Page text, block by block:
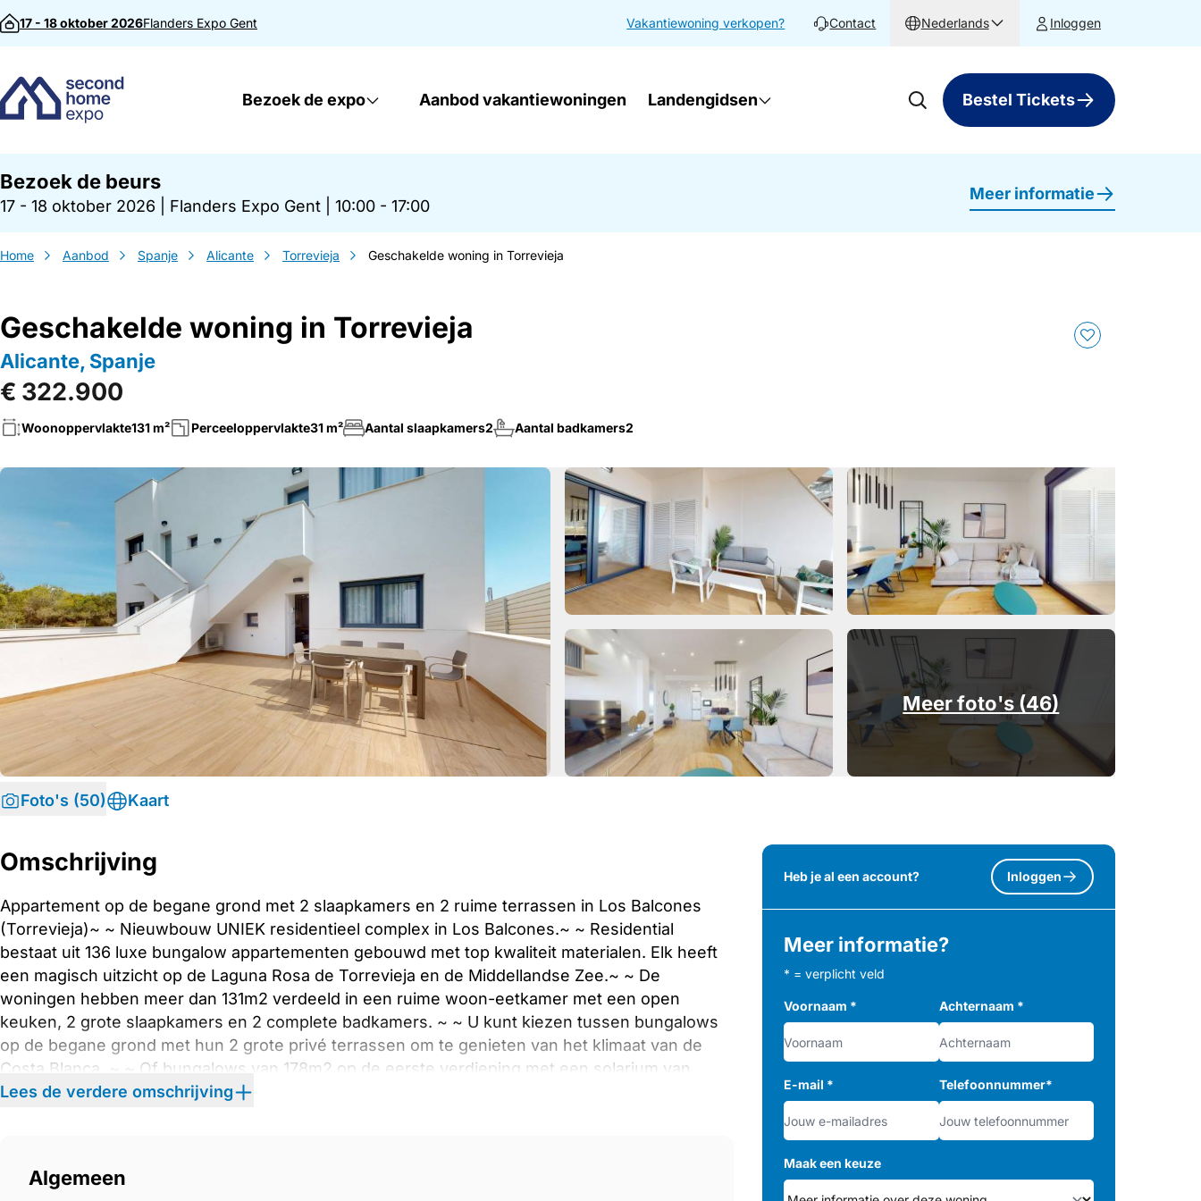
Direct naar inhoud
17 - 18 oktober 2026Flanders Expo Gent Vakantiewoning verkopen? Contact Nederlands Inloggen
Bezoek de expo Aanbod vakantiewoningen Landengidsen Bestel Tickets
Bezoek de beurs
17 - 18 oktober 2026 Flanders Expo Gent 10:00 - 17:00
Meer informatie
Home Aanbod Spanje Alicante Torrevieja Geschakelde woning in Torrevieja
Geschakelde woning in Torrevieja
Alicante, Spanje
€ 322.900
Woonoppervlakte131 m² Perceeloppervlakte31 m² Aantal slaapkamers2 Aantal badkamers2
Meer foto's (46)
Foto's (50) Kaart
Omschrijving
Appartement op de begane grond met 2 slaapkamers en 2 ruime terrassen in Los Balcones
(Torrevieja)~ ~ Nieuwbouw UNIEK residentieel complex in Los Balcones.~ ~ Residential
bestaat uit 136 luxe bungalow appartementen gebouwd met top kwaliteit materialen. Elk heeft
een magisch uitzicht op de Laguna Rosa de Torrevieja en de Middellandse Zee.~ ~ De
woningen hebben meer dan 131m2 verdeeld in een ruime woon-eetkamer met een open
keuken, 2 grote slaapkamers en 2 complete badkamers. ~ ~ U kunt kiezen tussen bungalows
op de begane grond met hun 2 grote privé terrassen om te genieten van het klimaat van de
Costa Blanca. ~ ~ Of bungalows van 178m2 op de eerste verdieping met een solarium van
85m2 met panoramisch uitzicht op de Laguna Rosa en de Middellandse Zee.~ ~ Complex biedt
vrienden te genieten van de 320 dagen zon die de Costa Blanca biedt.~ ~ ~ Los Balcones ligt
Lees de verdere omschrijving
Algemeen
Heb je al een account? Inloggen
Meer informatie?
* = verplicht veld
Voornaam * Achternaam *
E-mail * Telefoonnummer*
Maak een keuze